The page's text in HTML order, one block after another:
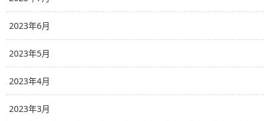
2023年6月
2023年5月
2023年4月
2023年3月